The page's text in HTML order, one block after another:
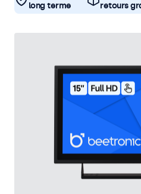
long terme
retours